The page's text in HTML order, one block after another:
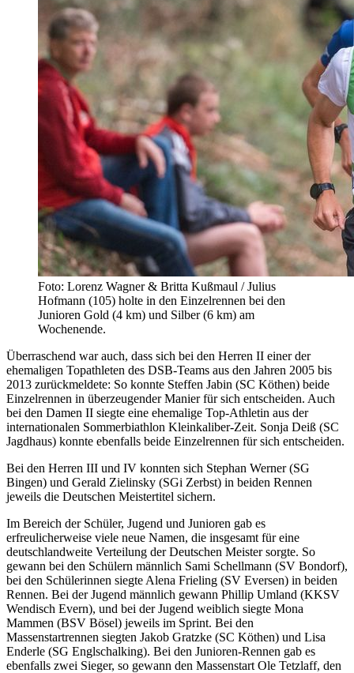
Foto: Lorenz Wagner & Britta Kußmaul / Julius
Hofmann (105) holte in den Einzelrennen bei den
Junioren Gold (4 km) und Silber (6 km) am
Wochenende.
Überraschend war auch, dass sich bei den Herren II einer der
ehemaligen Topathleten des DSB-Teams aus den Jahren 2005 bis
2013 zurückmeldete: So konnte Steffen Jabin (SC Köthen) beide
Einzelrennen in überzeugender Manier für sich entscheiden. Auch
bei den Damen II siegte eine ehemalige Top-Athletin aus der
internationalen Sommerbiathlon Kleinkaliber-Zeit. Sonja Deiß (SC
Jagdhaus) konnte ebenfalls beide Einzelrennen für sich entscheiden.
Bei den Herren III und IV konnten sich Stephan Werner (SG
Bingen) und Gerald Zielinsky (SGi Zerbst) in beiden Rennen
jeweils die Deutschen Meistertitel sichern.
Im Bereich der Schüler, Jugend und Junioren gab es
erfreulicherweise viele neue Namen, die insgesamt für eine
deutschlandweite Verteilung der Deutschen Meister sorgte. So
gewann bei den Schülern männlich Sami Schellmann (SV Bondorf),
bei den Schülerinnen siegte Alena Frieling (SV Eversen) in beiden
Rennen. Bei der Jugend männlich gewann Phillip Umland (KKSV
Wendisch Evern), und bei der Jugend weiblich siegte Mona
Mammen (BSV Bösel) jeweils im Sprint. Bei den
Massenstartrennen siegten Jakob Gratzke (SC Köthen) und Lisa
Enderle (SG Englschalking). Bei den Junioren-Rennen gab es
ebenfalls zwei Sieger, so gewann den Massenstart Ole Tetzlaff, den